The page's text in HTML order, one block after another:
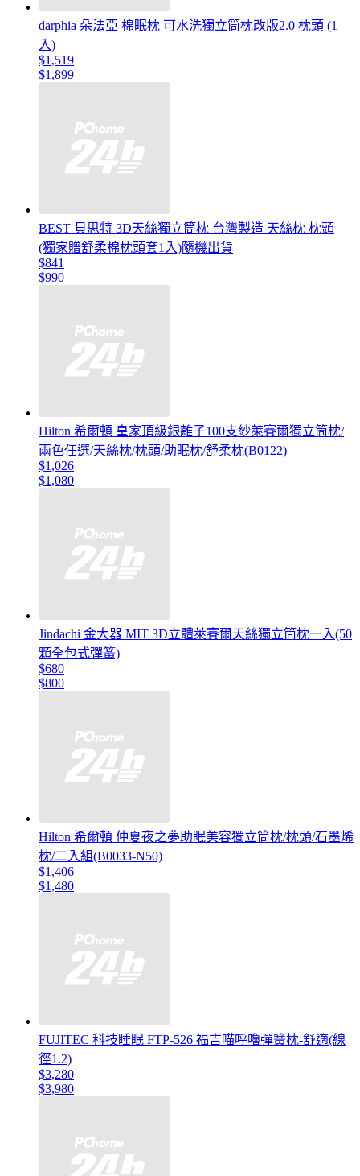
darphia 朵法亞 棉眠枕 可水洗獨立筒枕改版2.0 枕頭 (1
入)
$1,519
$1,899
BEST 貝思特 3D天絲獨立筒枕 台灣製造 天絲枕 枕頭
(獨家贈舒柔棉枕頭套1入)隨機出貨
$841
$990
Hilton 希爾頓 皇家頂級銀離子100支紗萊賽爾獨立筒枕/
兩色任選/天絲枕/枕頭/助眠枕/舒柔枕(B0122)
$1,026
$1,080
Jindachi 金大器 MIT 3D立體萊賽爾天絲獨立筒枕一入(50
顆全包式彈簧)
$680
$800
Hilton 希爾頓 仲夏夜之夢助眠美容獨立筒枕/枕頭/石墨烯
枕/二入組(B0033-N50)
$1,406
$1,480
FUJITEC 科技睡眠 FTP-526 福吉喵呼嚕彈簧枕-舒適(線
徑1.2)
$3,280
$3,980